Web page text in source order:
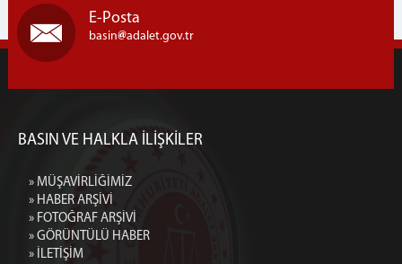
E-Posta
basin adalet.gov.tr
BASIN VE HALKLA İLİŞKİLER
» MÜŞAVİRLİĞİMİZ
» HABER ARŞİVİ
» FOTOĞRAF ARŞİVİ
» GÖRÜNTÜLÜ HABER
» İLETİŞİM